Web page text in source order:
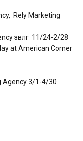
Rely Marketing
зөвлөгөө 11/24-2/28
at American Corner
Agency 3/1-4/30